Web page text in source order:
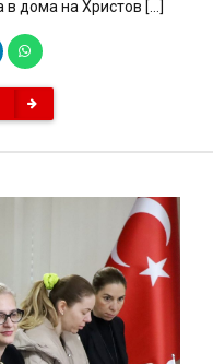
в дома на Христов […]